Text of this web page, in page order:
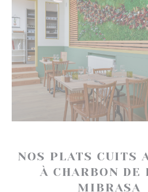
NOS PLATS CUITS
À CHARBON DE
MIBRASA